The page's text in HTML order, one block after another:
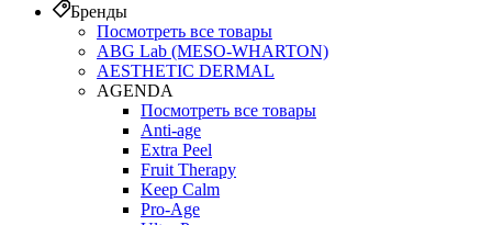
Бренды
Посмотреть все товары
ABG Lab (MESO-WHARTON)
AESTHETIC DERMAL
AGENDA
Посмотреть все товары
Anti-age
Extra Peel
Fruit Therapy
Keep Calm
Pro‑Age